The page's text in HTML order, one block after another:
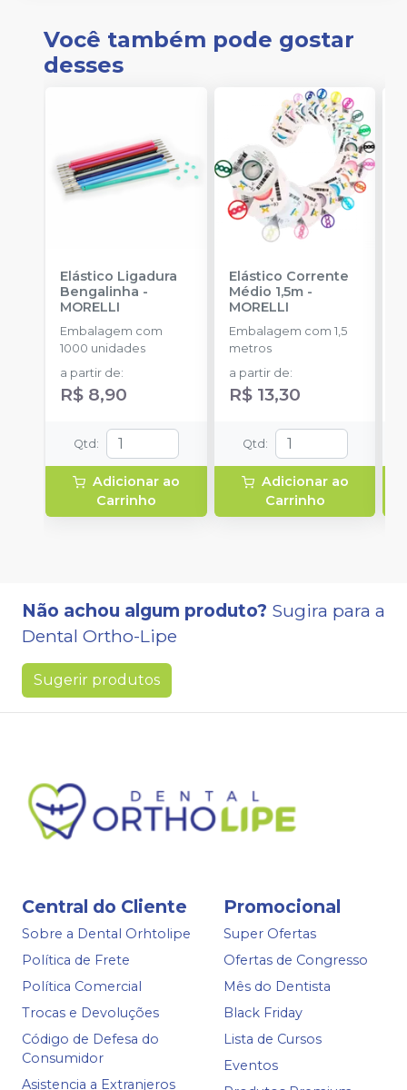
Você também pode gostar
desses
Elástico Ligadura
Bengalinha -
MORELLI
Embalagem com
1000 unidades
a partir de:
R$ 8,90
Qtd :
Adicionar ao
Carrinho
Elástico Corrente
Médio 1,5m-
MORELLI
Embalagem com 1,5
metros
a partir de:
R$ 13,30
Qtd :
Adicionar ao
Carrinho
Não achou algum produto? Sugira para a
Dental Ortho-Lipe
Sugerir produtos
Central do Cliente
Sobre a Dental Orhtolipe
Política de Frete
Política Comercial
Trocas e Devoluções
Código de Defesa do
Consumidor
Asistencia a Extranjeros
Promocional
Super Ofertas
Ofertas de Congresso
Mês do Dentista
Black Friday
Lista de Cursos
Eventos